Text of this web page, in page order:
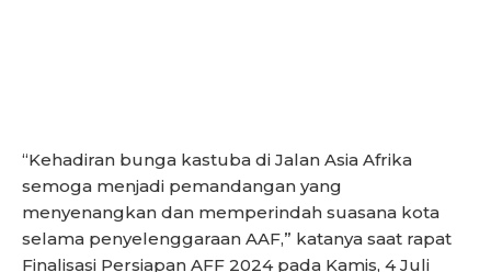
“Kehadiran bunga kastuba di Jalan Asia Afrika
semoga menjadi pemandangan yang
menyenangkan dan memperindah suasana kota
selama penyelenggaraan AAF,” katanya saat rapat
Finalisasi Persiapan AFF 2024 pada Kamis, 4 Juli